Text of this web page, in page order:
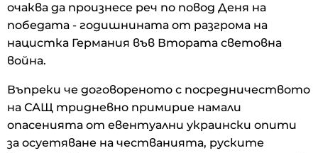
очаква да произнесе реч по повод Деня на
победата - годишнината от разгрома на
нацистка Германия във Втората световна
война.
Въпреки че договореното с посредничеството
на САЩ тридневно примирие намали
опасенията от евентуални украински опити
за осуетяване на честванията, руските